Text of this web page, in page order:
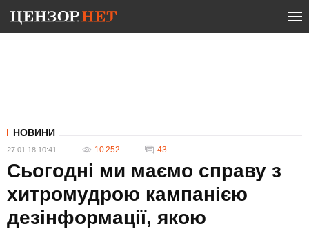
НОВИНИ
27.01.18 10:41 10 252 43
Сьогодні ми маємо справу з
хитромудрою кампанією
дезінформації, якою